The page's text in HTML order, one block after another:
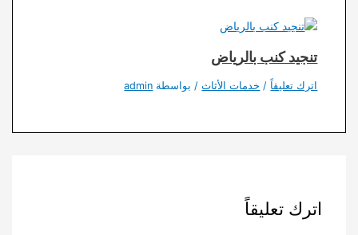
تنجيد كنب بالرياض
اترك تعليقاً / خدمات الأثاث/ بواسطة admin
اترك تعليقاً